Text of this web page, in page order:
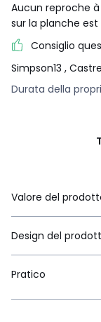
Aucun reproche
sur la planche
Consiglio
Simpson13 ,
Durata della
Valore del
Design del
Pratico